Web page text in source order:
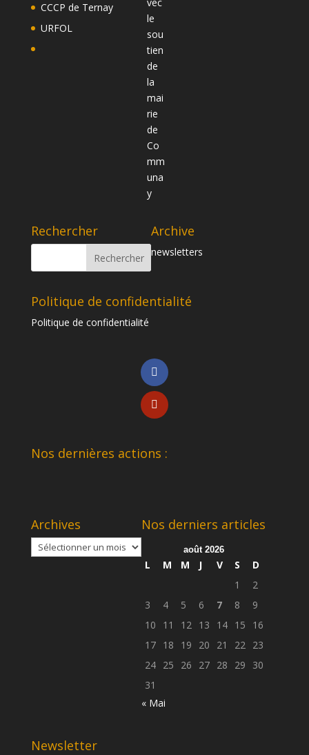
CCCP de Ternay
URFOL
Rechercher Archive
newsletters
Politique de confidentialité
Politique de confidentialité
Nos dernières actions :
Archives
Archives
Nos derniers articles
août 2026
L M M J V S
D
1
2
3
4 5 6 7 8
9
10
11 12 13 14 15
16
17 18 19 20 21 22
23
24 25 26 27 28 29
30
31
« Mai
Newsletter